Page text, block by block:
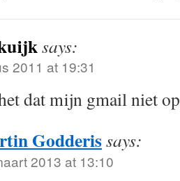
says:
2011 at 19:31
dat mijn gmail niet
Godderissays:
2013 at 13:10